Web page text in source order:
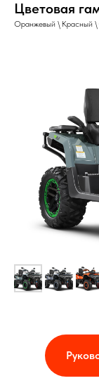
Цветовая
Оранжевый \ Красный \